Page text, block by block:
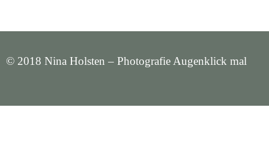
© 2018 Nina Holsten – Photografie Augenklick mal